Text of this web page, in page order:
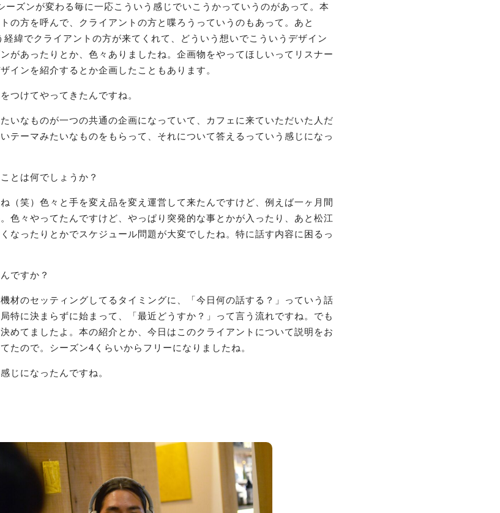
ーズンが変わる毎に一応こういう感じでいこうかっていうのがあって。本
の方を呼んで、クライアントの方と喋ろうっていうのもあって。あと
緯でクライアントの方が来てくれて、どういう想いでこういうデザイン
があったりとか、色々ありましたね。企画物をやってほしいってリスナー
インを紹介するとか企画したこともあります。
つけてやってきたんですね。
いなものが一つの共通の企画になっていて、カフェに来ていただいた人だ
テーマみたいなものをもらって、それについて答えるっていう感じになっ
とは何でしょうか？
（笑）色々と手を変え品を変え運営して来たんですけど、例えば一ヶ月間
色々やってたんですけど、やっぱり突発的な事とかが入ったり、あと松江
なったりとかでスケジュール問題が大変でしたね。特に話す内容に困るっ
ですか？
材のセッティングしてるタイミングに、「今日何の話する？」っていう話
特に決まらずに始まって、「最近どうすか？」って言う流れですね。でも
めてましたよ。本の紹介とか、今日はこのクライアントについて説明をお
たので。シーズン4くらいからフリーになりましたね。
じになったんですね。